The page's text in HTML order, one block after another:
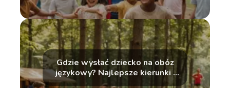
Gdzie wysłać dziecko na obóz
językowy? Najlepsze kierunki i
organizatorzy